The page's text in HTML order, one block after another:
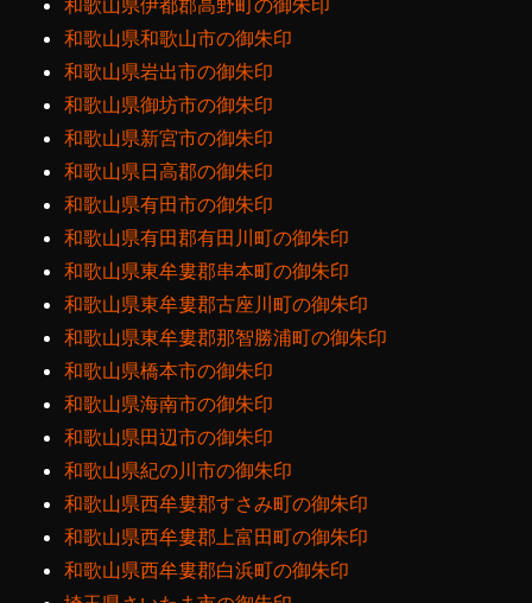
和歌山県伊都郡高野町の御朱印
和歌山県和歌山市の御朱印
和歌山県岩出市の御朱印
和歌山県御坊市の御朱印
和歌山県新宮市の御朱印
和歌山県日高郡の御朱印
和歌山県有田市の御朱印
和歌山県有田郡有田川町の御朱印
和歌山県東牟婁郡串本町の御朱印
和歌山県東牟婁郡古座川町の御朱印
和歌山県東牟婁郡那智勝浦町の御朱印
和歌山県橋本市の御朱印
和歌山県海南市の御朱印
和歌山県田辺市の御朱印
和歌山県紀の川市の御朱印
和歌山県西牟婁郡すさみ町の御朱印
和歌山県西牟婁郡上富田町の御朱印
和歌山県西牟婁郡白浜町の御朱印